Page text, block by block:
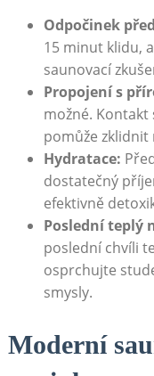
Odpočinek
15 minut klidu,​
saunovací
Propojení s
možné. Kontakt​
pomůže zklidnit
Hydratace:
dostatečný
efektivně
Poslední ⁤teplý​
poslední chvíli⁣
osprchujte‍
smysly.
Moderní